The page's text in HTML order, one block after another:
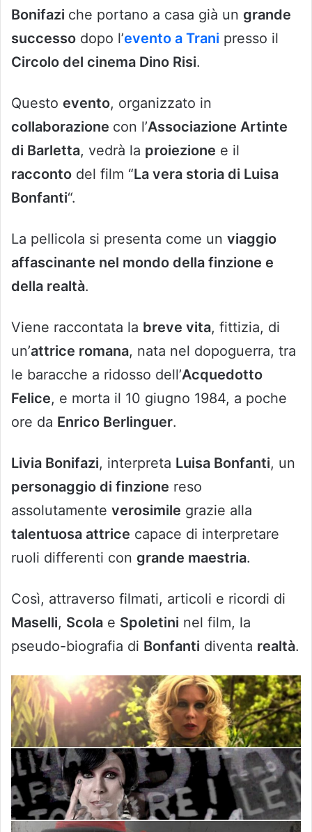
Bonifazi che portano a casa già un grande
successo dopo l’evento a Trani presso il
Circolo del cinema Dino Risi.
Questo evento, organizzato in
collaborazione con l’Associazione Artinte
di Barletta, vedrà la proiezione e il
racconto del film “La vera storia di Luisa
Bonfanti“.
La pellicola si presenta come un viaggio
affascinante nel mondo della finzione e
della realtà.
Viene raccontata la breve vita, fittizia, di
un’attrice romana, nata nel dopoguerra, tra
le baracche a ridosso dell’Acquedotto
Felice, e morta il 10 giugno 1984, a poche
ore da Enrico Berlinguer.
Livia Bonifazi, interpreta Luisa Bonfanti, un
personaggio di finzione reso
assolutamente verosimile grazie alla
talentuosa attrice capace di interpretare
ruoli differenti con grande maestria.
Così, attraverso filmati, articoli e ricordi di
Maselli, Scola e Spoletini nel film, la
pseudo-biografia di Bonfanti diventa realtà.